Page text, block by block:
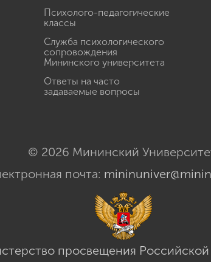
Психолого-педагогические
классы
Служба психологического
сопровождения
Мининского университета
Ответы на часто
задаваемые вопросы
© 2026 Мининский
почта:
просвещения